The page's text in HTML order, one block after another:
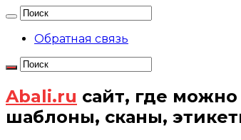
Обратная связь
Abali.ru сайт, где
шаблоны, сканы,